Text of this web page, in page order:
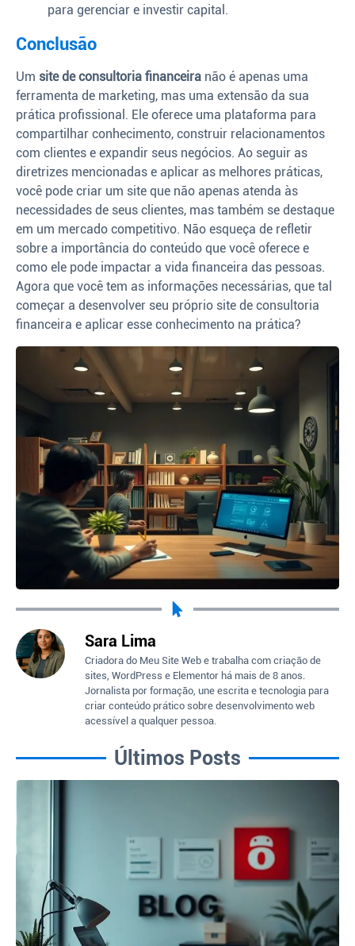
para gerenciar e investir capital.
Conclusão
Um site de consultoria financeira não é apenas uma
ferramenta de marketing, mas uma extensão da sua
prática profissional. Ele oferece uma plataforma para
compartilhar conhecimento, construir relacionamentos
com clientes e expandir seus negócios. Ao seguir as
diretrizes mencionadas e aplicar as melhores práticas,
você pode criar um site que não apenas atenda às
necessidades de seus clientes, mas também se destaque
em um mercado competitivo. Não esqueça de refletir
sobre a importância do conteúdo que você oferece e
como ele pode impactar a vida financeira das pessoas.
Agora que você tem as informações necessárias, que tal
começar a desenvolver seu próprio site de consultoria
financeira e aplicar esse conhecimento na prática?
Sara Lima
Criadora do Meu Site Web e trabalha com criação de
sites, WordPress e Elementor há mais de 8 anos.
Jornalista por formação, une escrita e tecnologia para
criar conteúdo prático sobre desenvolvimento web
acessível a qualquer pessoa.
Últimos Posts